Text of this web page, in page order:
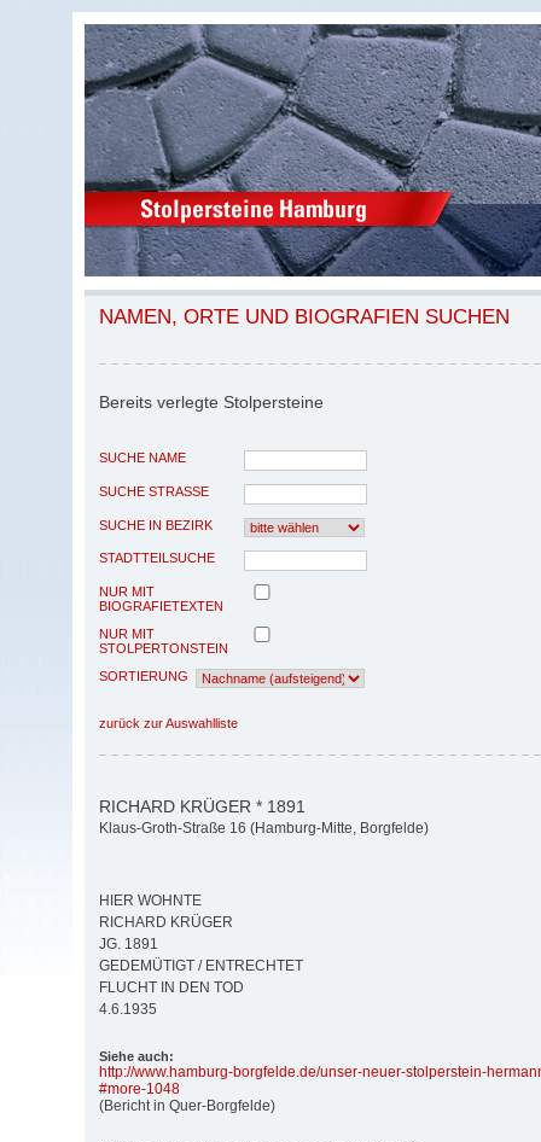
NAMEN, ORTE UND BIOGRAFIEN SUCHEN
Bereits verlegte Stolpersteine
SUCHE NAME
SUCHE STRASSE
SUCHE IN BEZIRK
STADTTEILSUCHE
NUR MIT
BIOGRAFIETEXTEN
NUR MIT
STOLPERTONSTEIN
SORTIERUNG
zurück zur Auswahlliste
RICHARD KRÜGER * 1891
Klaus-Groth-Straße 16 (Hamburg-Mitte, Borgfelde)
HIER WOHNTE
RICHARD KRÜGER
JG. 1891
GEDEMÜTIGT / ENTRECHTET
FLUCHT IN DEN TOD
4.6.1935
Siehe auch:
http://www.hamburg-borgfelde.de/unser-neuer-stolperstein-
#more-1048
(Bericht in Quer-Borgfelde)